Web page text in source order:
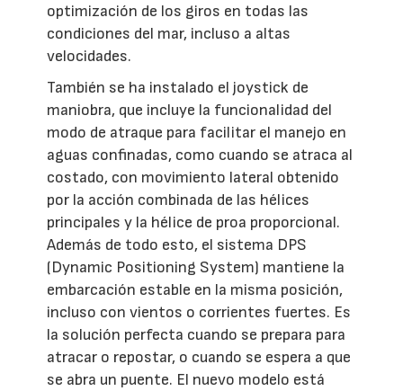
optimización de los giros en todas las
condiciones del mar, incluso a altas
velocidades.
También se ha instalado el joystick de
maniobra, que incluye la funcionalidad del
modo de atraque para facilitar el manejo en
aguas confinadas, como cuando se atraca al
costado, con movimiento lateral obtenido
por la acción combinada de las hélices
principales y la hélice de proa proporcional.
Además de todo esto, el sistema DPS
(Dynamic Positioning System) mantiene la
embarcación estable en la misma posición,
incluso con vientos o corrientes fuertes. Es
la solución perfecta cuando se prepara para
atracar o repostar, o cuando se espera a que
se abra un puente. El nuevo modelo está